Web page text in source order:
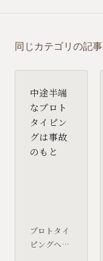
同じカテゴリの記事
中途半端
なプロト
タイピン
グは事故
のもと
プロトタイ
ピングへの